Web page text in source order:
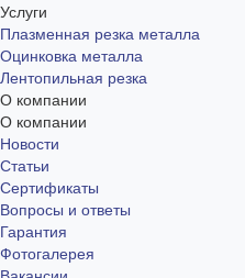
Услуги
Плазменная резка металла
Оцинковка металла
Лентопильная резка
О компании
О компании
Новости
Статьи
Сертификаты
Вопросы и ответы
Гарантия
Фотогалерея